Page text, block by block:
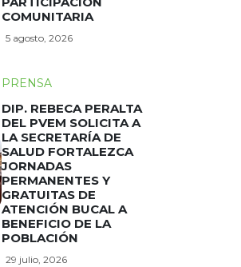
COMUNITARIA
5 agosto, 2026
PRENSA
DIP. REBECA PERALTA
DEL PVEM SOLICITA A
LA SECRETARÍA DE
SALUD FORTALEZCA
JORNADAS
PERMANENTES Y
GRATUITAS DE
ATENCIÓN BUCAL A
BENEFICIO DE LA
POBLACIÓN
29 julio, 2026